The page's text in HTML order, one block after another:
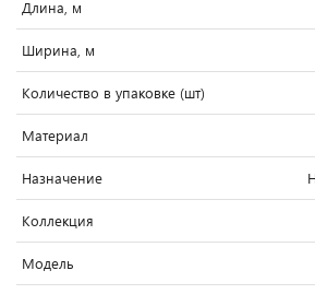
Длина, м
Ширина, м
Количество в упаковке (шт)
Материал
Назначение
Коллекция
Модель